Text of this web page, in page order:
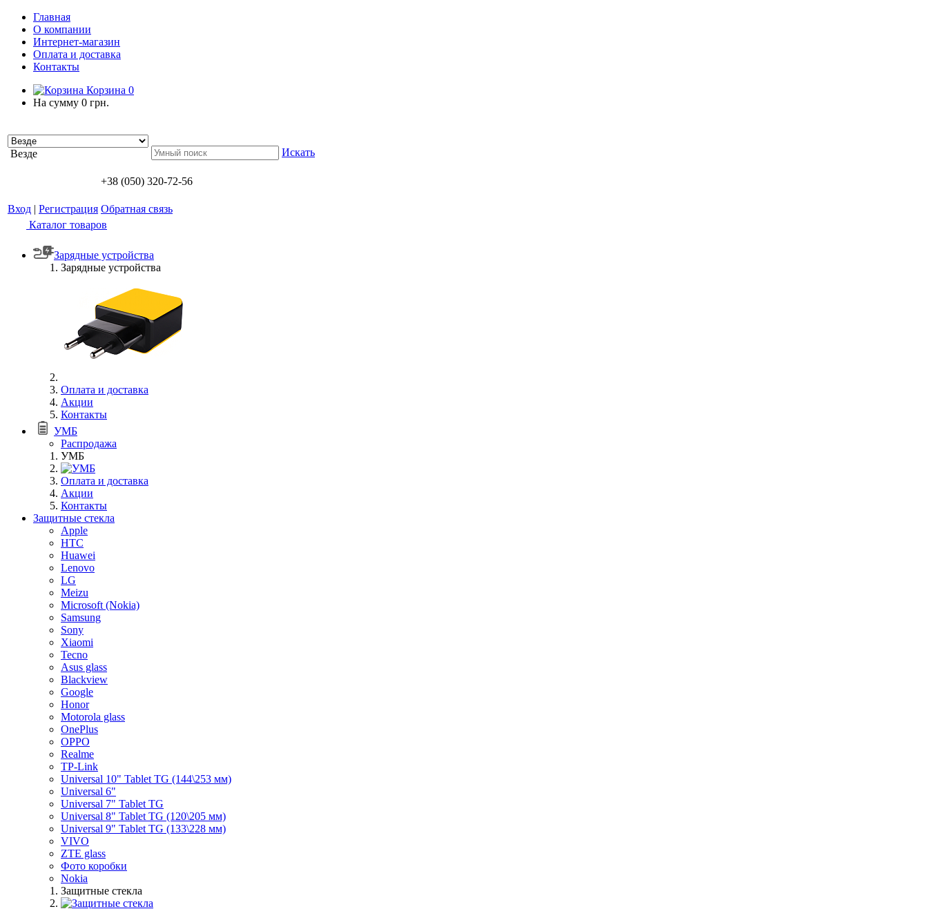
Главная
О компании
Интернет-магазин
Оплата и доставка
Контакты
Корзина 0
На сумму 0 грн.
Везде Искать
+38 (050) 320-72-56
Вход | Регистрация Обратная связь
Каталог товаров
Зарядные устройства
Зарядные устройства
Оплата и доставка
Акции
Контакты
УМБ
Распродажа
УМБ
Оплата и доставка
Акции
Контакты
Защитные стекла
Apple
HTC
Huawei
Lenovo
LG
Meizu
Microsoft (Nokia)
Samsung
Sony
Xiaomi
Tecno
Asus glass
Blackview
Google
Honor
Motorola glass
OnePlus
OPPO
Realme
TP-Link
Universal 10" Tablet TG (144\253 мм)
Universal 6"
Universal 7" Tablet TG
Universal 8" Tablet TG (120\205 мм)
Universal 9" Tablet TG (133\228 мм)
VIVO
ZTE glass
Фото коробки
Nokia
Защитные стекла